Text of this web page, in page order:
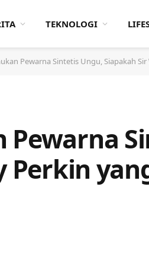
TEKNOLOGI
Pewarna Sintetis Ungu, Siapakah
Pewarna
Perkin